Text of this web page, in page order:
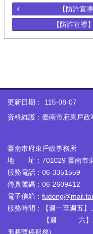
【防詐宣
【防詐宣導
更新日期：
115-08-07
資料維護：臺南市府東戶政
臺南市府東戶政事務所
地 址：701029 臺南市東
服務電話：06-
傳真號碼：06-2609412
電子信箱：
服務時間：【週一至週五
【週 六】上午8 時
形將暫停服務)